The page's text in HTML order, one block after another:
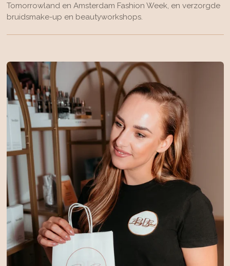
Tomorrowland en Amsterdam Fashion Week, en verzorgde
bruidsmake-up en beautyworkshops.